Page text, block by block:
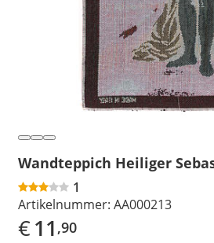
Wandteppich Heiliger
1
Artikelnummer: AA000213
€11 ,90